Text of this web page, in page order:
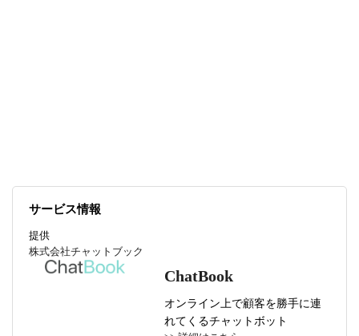
サービス情報
提供
株式会社チャットブック
ChatBook
オンライン上で顧客を勝手に連
れてくるチャットボット